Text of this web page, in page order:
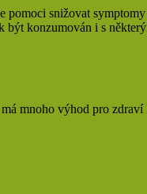
snižovat
konzumován i s
mnoho výhod pro zdraví